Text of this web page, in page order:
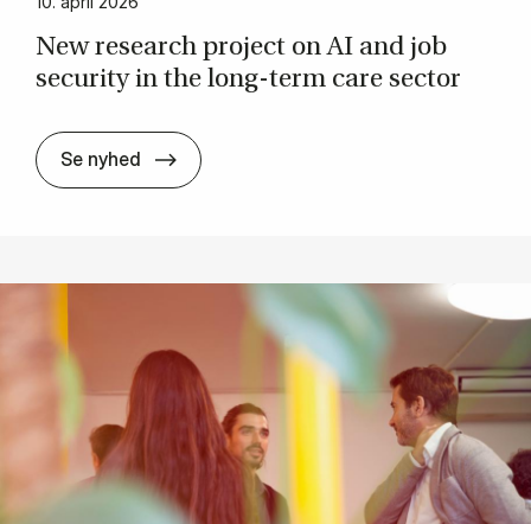
New re­search pro­ject on AI and job
securi­ty in the long-term care sector
Se nyhed New re­search pro­ject on AI and job